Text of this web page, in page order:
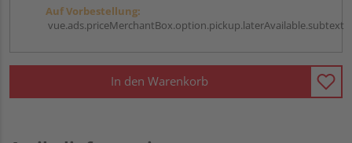
Auf Vorbestellung:
vue.ads.priceMerchantBox.option.pickup.laterAvailable.subtext
In den Warenkorb